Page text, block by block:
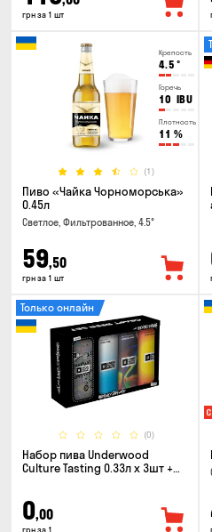
грн за 1 шт
Крепость
4.5 °
Горечь
10 IBU
Плотность
11 %
(1)
Пиво «Чайка Чорноморська»
0.45л
Светлое, Фильтрованное, 4.5°
59,50
грн за 1 шт
(0)
Только онлайн
Набор пива Underwood
Culture Tasting 0.33л x 3шт +
0,00
грн за 1